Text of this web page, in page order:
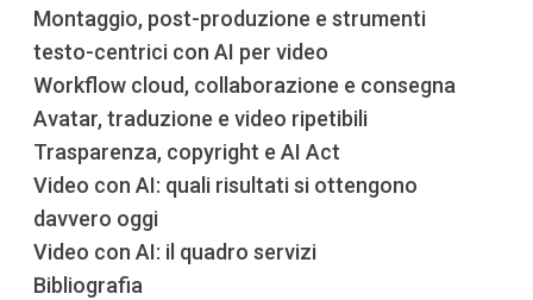
Montaggio, post-produzione e strumenti
testo-centrici con AI per video
Workflow cloud, collaborazione e consegna
Avatar, traduzione e video ripetibili
Trasparenza, copyright e AI Act
Video con AI: quali risultati si ottengono
davvero oggi
Video con AI: il quadro servizi
Bibliografia